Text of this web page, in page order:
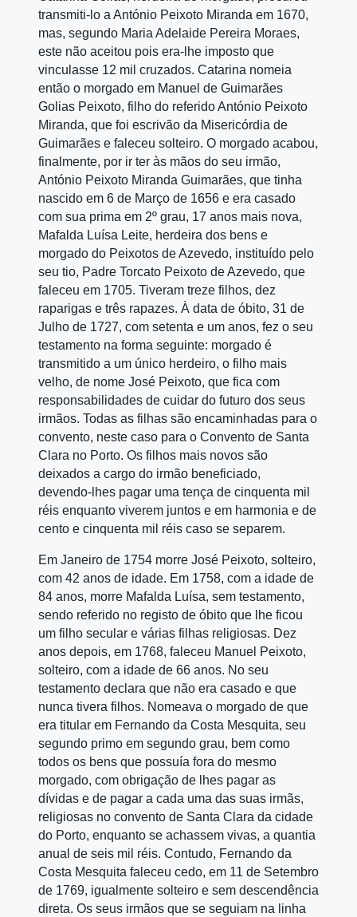
transmiti‑lo a António Peixoto Miranda em 1670,
mas, segundo Maria Adelaide Pereira Moraes,
este não aceitou pois era‑lhe imposto que
vinculasse 12 mil cruzados. Catarina nomeia
então o morgado em Manuel de Guimarães
Golias Peixoto, filho do referido António Peixoto
Miranda, que foi escrivão da Misericórdia de
Guimarães e faleceu solteiro. O morgado acabou,
finalmente, por ir ter às mãos do seu irmão,
António Peixoto Miranda Guimarães, que tinha
nascido em 6 de Março de 1656 e era casado
com sua prima em 2º grau, 17 anos mais nova,
Mafalda Luísa Leite, herdeira dos bens e
morgado do Peixotos de Azevedo, instituído pelo
seu tio, Padre Torcato Peixoto de Azevedo, que
faleceu em 1705. Tiveram treze filhos, dez
raparigas e três rapazes. À data de óbito, 31 de
Julho de 1727, com setenta e um anos, fez o seu
testamento na forma seguinte: morgado é
transmitido a um único herdeiro, o filho mais
velho, de nome José Peixoto, que fica com
responsabilidades de cuidar do futuro dos seus
irmãos. Todas as filhas são encaminhadas para o
convento, neste caso para o Convento de Santa
Clara no Porto. Os filhos mais novos são
deixados a cargo do irmão beneficiado,
devendo‑lhes pagar uma tença de cinquenta mil
réis enquanto viverem juntos e em harmonia e de
cento e cinquenta mil réis caso se separem.
Em Janeiro de 1754 morre José Peixoto, solteiro,
com 42 anos de idade. Em 1758, com a idade de
84 anos, morre Mafalda Luísa, sem testamento,
sendo referido no registo de óbito que lhe ficou
um filho secular e várias filhas religiosas. Dez
anos depois, em 1768, faleceu Manuel Peixoto,
solteiro, com a idade de 66 anos. No seu
testamento declara que não era casado e que
nunca tivera filhos. Nomeava o morgado de que
era titular em Fernando da Costa Mesquita, seu
segundo primo em segundo grau, bem como
todos os bens que possuía fora do mesmo
morgado, com obrigação de lhes pagar as
dívidas e de pagar a cada uma das suas irmãs,
religiosas no convento de Santa Clara da cidade
do Porto, enquanto se achassem vivas, a quantia
anual de seis mil réis. Contudo, Fernando da
Costa Mesquita faleceu cedo, em 11 de Setembro
de 1769, igualmente solteiro e sem descendência
direta. Os seus irmãos que se seguiam na linha